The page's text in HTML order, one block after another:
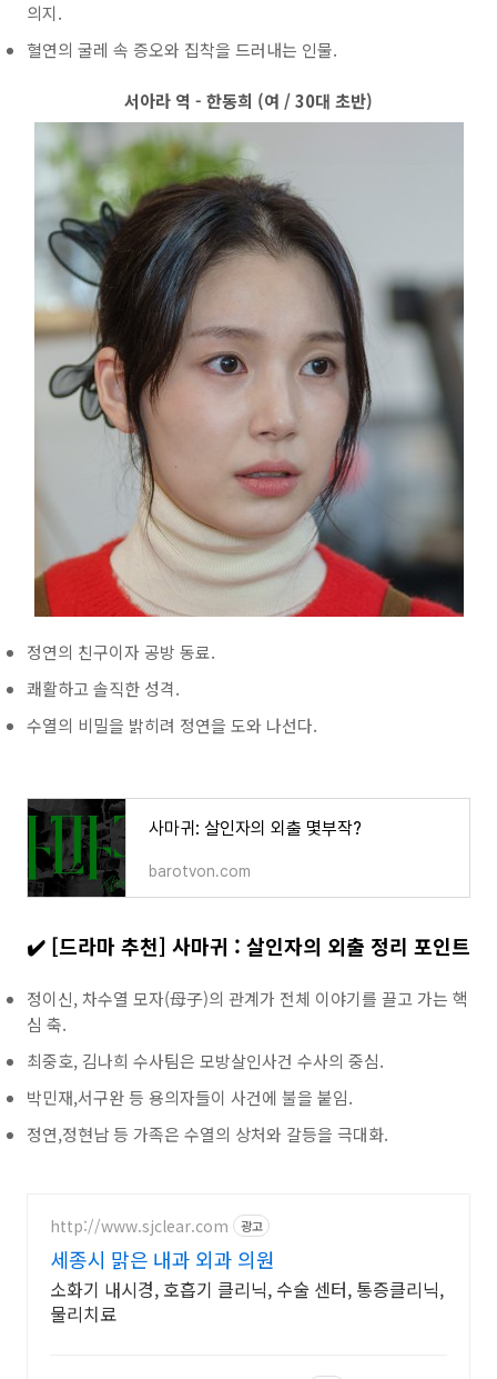
의지.
혈연의 굴레 속 증오와 집착을 드러내는 인물.
서아라 역 - 한동희 (여 / 30대 초반)
정연의 친구이자 공방 동료.
쾌활하고 솔직한 성격.
수열의 비밀을 밝히려 정연을 도와 나선다.
사마귀: 살인자의 외출 몇부작?
barotvon.com
✔️ [드라마 추천] 사마귀 : 살인자의 외출 정리 포인트
정이신, 차수열 모자(母子)의 관계가 전체 이야기를 끌고 가는 핵
심 축.
최중호, 김나희 수사팀은 모방살인사건 수사의 중심.
박민재,서구완 등 용의자들이 사건에 불을 붙임.
정연,정현남 등 가족은 수열의 상처와 갈등을 극대화.
http://www.sjclear.com 광고
세종시 맑은 내과 외과 의원
소화기 내시경, 호흡기 클리닉, 수술 센터, 통증클리닉,
물리치료